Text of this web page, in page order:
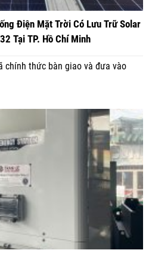
Điện Mặt Trời Có Lưu Trữ Solar
Tại TP. Hồ Chí Minh
chính thức bàn giao và đưa vào